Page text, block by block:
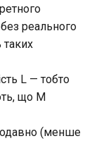
без реального
таких
L — тобто
що M
(менше